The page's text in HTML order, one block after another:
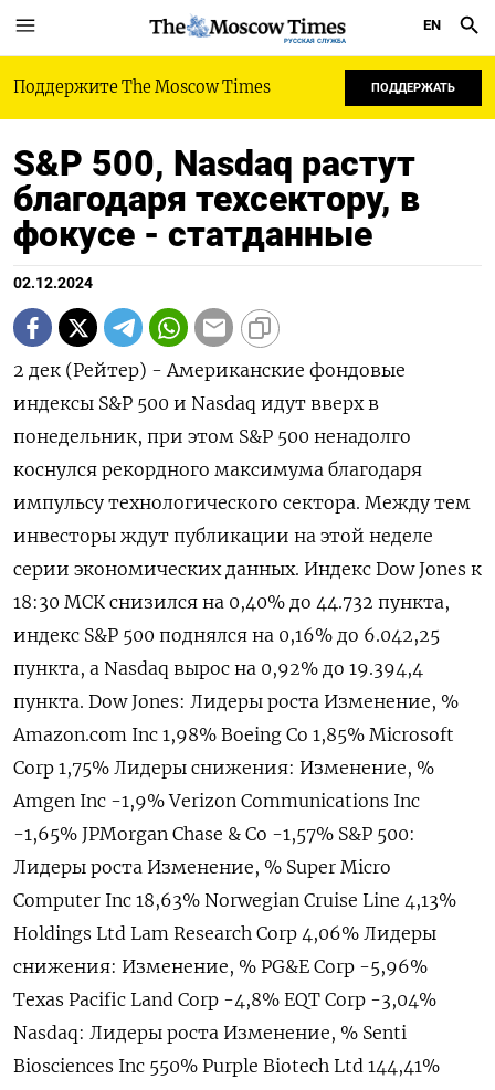
РУССКАЯ СЛУЖБА
EN
Поддержите The Moscow Times ПОДДЕРЖАТЬ
S&P 500, Nasdaq растут
благодаря техсектору, в
фокусе - статданные
02.12.2024
2 дек (Рейтер) - Американские фондовые
индексы S&P 500 и Nasdaq идут вверх в
понедельник, при этом S&P 500 ненадолго
коснулся рекордного максимума благодаря
импульсу технологического сектора. Между тем
инвесторы ждут публикации на этой неделе
серии экономических данных. Индекс Dow Jones к
18:30 МСК снизился на 0,40% до 44.732 пункта,
индекс S&P 500 поднялся на 0,16% до 6.042,25​
пункта, а Nasdaq вырос на 0,92% до 19.394,4
пункта. Dow Jones: Лидеры роста Изменение, %
Amazon.com Inc 1,98% Boeing Co 1,85% Microsoft
Corp 1,75% Лидеры снижения: Изменение, %
Amgen Inc -1,9% Verizon Communications Inc
-1,65% JPMorgan Chase & Co -1,57% S&P 500:
Лидеры роста Изменение, % Super Micro
Computer Inc 18,63% Norwegian Cruise Line 4,13%
Holdings Ltd Lam Research Corp 4,06% Лидеры
снижения: Изменение, % PG&E Corp -5,96%
Texas Pacific Land Corp -4,8% EQT Corp -3,04%
Nasdaq: Лидеры роста Изменение, % Senti
Biosciences Inc 550% Purple Biotech Ltd 144,41%